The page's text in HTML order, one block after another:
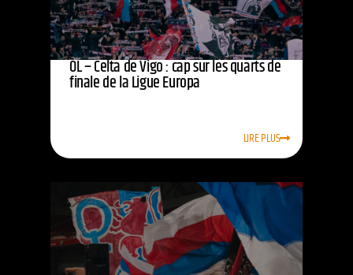
OL – Celta de Vigo : cap sur les quarts de
finale de la Ligue Europa
LIRE PLUS